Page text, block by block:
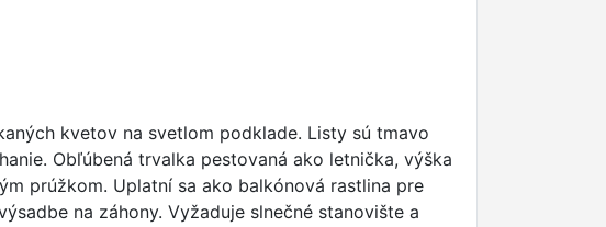
kvetov na svetlom podklade. Listy sú tmavo
Obľúbená trvalka pestovaná ako letnička, výška
prúžkom. Uplatní sa ako balkónová rastlina pre
na záhony. Vyžaduje slnečné stanovište a